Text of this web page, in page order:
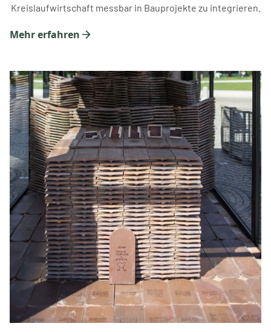
Kreislaufwirtschaft messbar in Bauprojekte zu integrieren.
Mehr erfahren